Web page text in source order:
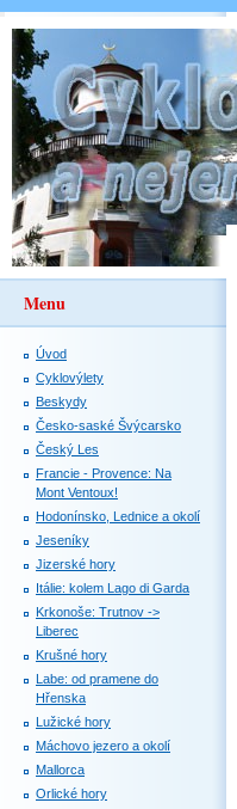
Menu
Úvod
Cyklovýlety
Beskydy
Česko-saské Švýcarsko
Český Les
Francie - Provence: Na
Mont Ventoux!
Hodonínsko, Lednice a okolí
Jeseníky
Jizerské hory
Itálie: kolem Lago di Garda
Krkonoše: Trutnov ->
Liberec
Krušné hory
Labe: od pramene do
Hřenska
Lužické hory
Máchovo jezero a okolí
Mallorca
Orlické hory